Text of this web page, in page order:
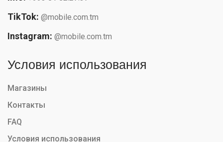
TikTok: @mobile.com.tm
Instagram: @mobile.com.tm
Условия использования
Магазины
Контакты
FAQ
Условия использования